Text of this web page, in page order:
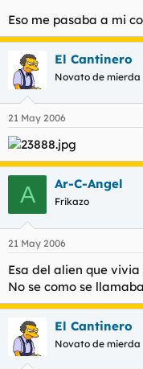
Eso me pasaba a mi
El Cantinero
Novato de mierda
21 May 2006
A Ar-C-Angel
Frikazo
21 May 2006
Esa del alien que
No se como se
El Cantinero
Novato de mierda